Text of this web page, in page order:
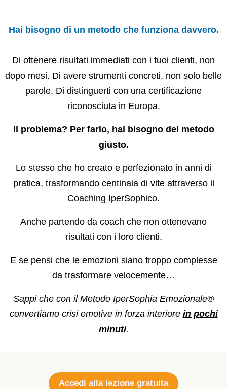
Hai bisogno di un metodo che funziona davvero.
Di ottenere risultati immediati con i tuoi clienti, non
dopo mesi. Di avere strumenti concreti, non solo belle
parole. Di distinguerti con una certificazione
riconosciuta in Europa.
Il problema? Per farlo, hai bisogno del metodo
giusto.
Lo stesso che ho creato e perfezionato in anni di
pratica, trasformando centinaia di vite attraverso il
Coaching IperSophico.
Anche partendo da coach che non ottenevano
risultati con i loro clienti.
E se pensi che le emozioni siano troppo complesse
da trasformare velocemente…
Sappi che con il Metodo IperSophia Emozionale®
convertiamo crisi emotive in forza interiore in pochi
minuti.
Accedi alla lezione gratuita